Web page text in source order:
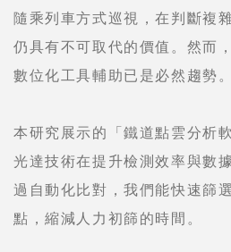
隨乘列車方式巡視，在判斷複
仍具有不可取代的價值。然而
數位化工具輔助已是必然趨勢。
本研究展示的「鐵道點雲分析
光達技術在提升檢測效率與數
過自動化比對，我們能快速篩
點，縮減人力初篩的時間。